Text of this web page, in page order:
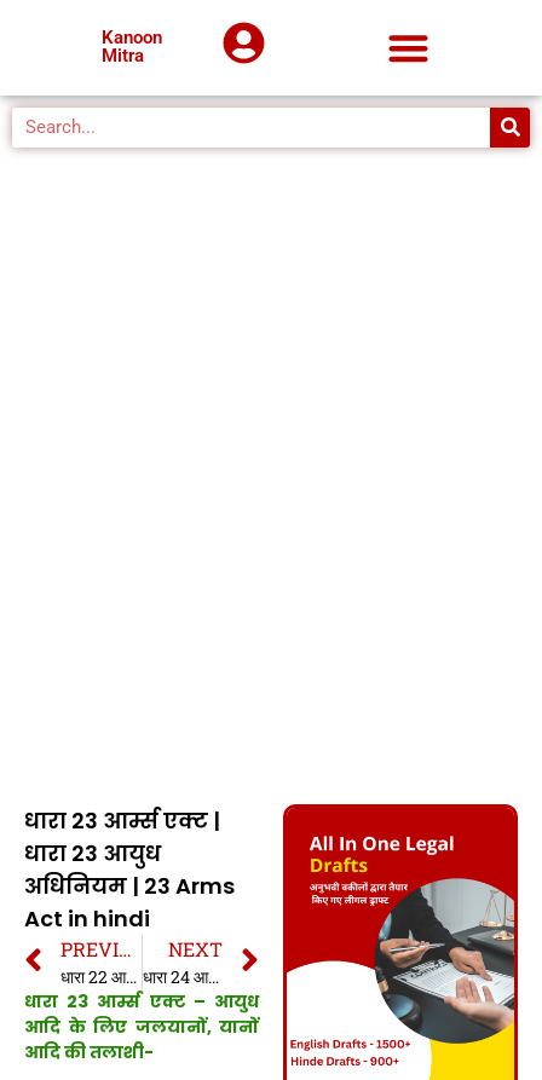
Kanoon
Mitra
धारा 23 आर्म्स एक्ट |
धारा 23 आयुध
अधिनियम | 23 Arms
Act in hindi
PREVIOUS
धारा 22 आर्म्स एक्ट | धारा 22 आयुध अधिनियम | 22 Arms Act in hindi
NEXT
धारा 24 आर्म्स एक्ट | धारा 24 आयुध अधिनियम | 24 Arms Act in hindi
धारा 23 आर्म्स एक्ट – आयुध
आदि के लिए जलयानों, यानों
आदि की तलाशी-